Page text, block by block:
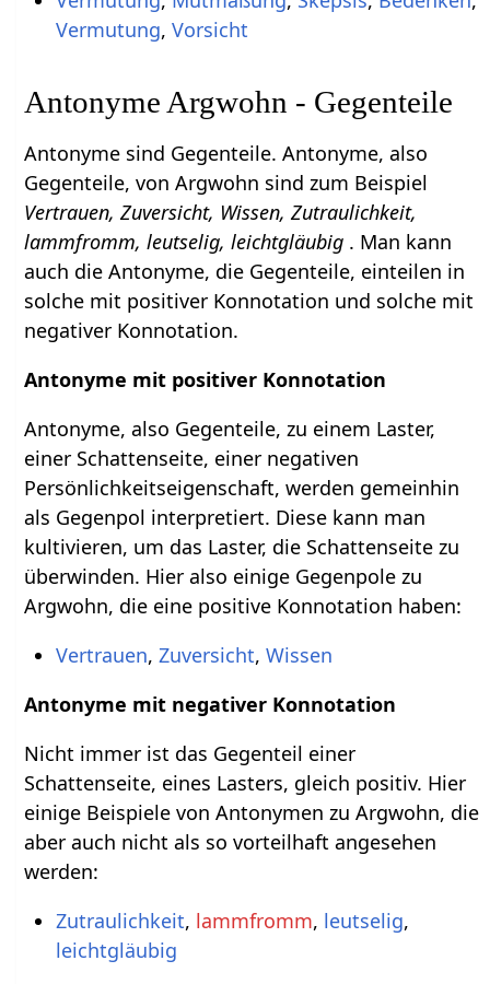
Vermutung, Vorsicht
Antonyme Argwohn - Gegenteile
Antonyme sind Gegenteile. Antonyme, also
Gegenteile, von Argwohn sind zum Beispiel
Vertrauen, Zuversicht, Wissen, Zutraulichkeit,
lammfromm, leutselig, leichtgläubig . Man kann
auch die Antonyme, die Gegenteile, einteilen in
solche mit positiver Konnotation und solche mit
negativer Konnotation.
Antonyme mit positiver Konnotation
Antonyme, also Gegenteile, zu einem Laster,
einer Schattenseite, einer negativen
Persönlichkeitseigenschaft, werden gemeinhin
als Gegenpol interpretiert. Diese kann man
kultivieren, um das Laster, die Schattenseite zu
überwinden. Hier also einige Gegenpole zu
Argwohn, die eine positive Konnotation haben:
Vertrauen, Zuversicht, Wissen
Antonyme mit negativer Konnotation
Nicht immer ist das Gegenteil einer
Schattenseite, eines Lasters, gleich positiv. Hier
einige Beispiele von Antonymen zu Argwohn, die
aber auch nicht als so vorteilhaft angesehen
werden:
Zutraulichkeit, lammfromm, leutselig,
leichtgläubig